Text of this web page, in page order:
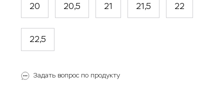
20 20,5 21 21,5 22
22,5
Задать вопрос по продукту